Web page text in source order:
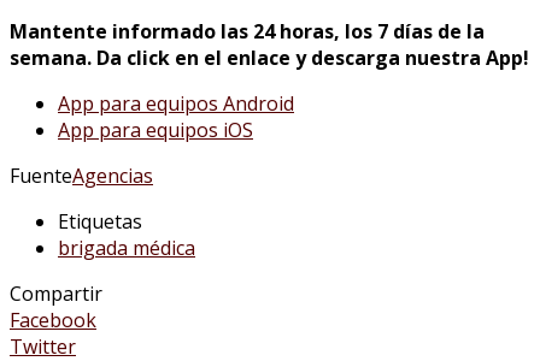
Mantente informado las 24 horas, los 7 días de la
semana. Da click en el enlace y descarga nuestra App!
App para equipos Android
App para equipos iOS
FuenteAgencias
Etiquetas
brigada médica
Compartir
Facebook
Twitter